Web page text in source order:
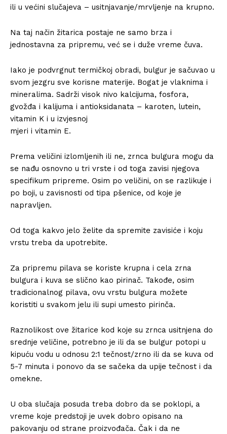
ili u većini slučajeva – usitnjavanje/mrvljenje na krupno.
Na taj način žitarica postaje ne samo brza i
jednostavna za pripremu, već se i duže vreme čuva.
Iako je podvrgnut termičkoj obradi, bulgur je sačuvao u
svom jezgru sve korisne materije. Bogat je vlaknima i
mineralima. Sadrži visok nivo kalcijuma, fosfora,
gvožđa i kalijuma i antioksidanata – karoten, lutein,
vitamin K i u izvjesnoj
mjeri i vitamin E.
Prema veličini izlomljenih ili ne, zrnca bulgura mogu da
se nađu osnovno u tri vrste i od toga zavisi njegova
specifikum pripreme. Osim po veličini, on se razlikuje i
po boji, u zavisnosti od tipa pšenice, od koje je
napravljen.
Od toga kakvo jelo želite da spremite zavisiće i koju
vrstu treba da upotrebite.
Za pripremu pilava se koriste krupna i cela zrna
bulgura i kuva se slično kao pirinač. Takođe, osim
tradicionalnog pilava, ovu vrstu bulgura možete
koristiti u svakom jelu ili supi umesto pirinča.
Raznolikost ove žitarice kod koje su zrnca usitnjena do
srednje veličine, potrebno je ili da se bulgur potopi u
kipuću vodu u odnosu 2:1 tečnost/zrno ili da se kuva od
5-7 minuta i ponovo da se sačeka da upije tečnost i da
omekne.
U oba slučaja posuda treba dobro da se poklopi, a
vreme koje predstoji je uvek dobro opisano na
pakovanju od strane proizvođača. Čak i da ne